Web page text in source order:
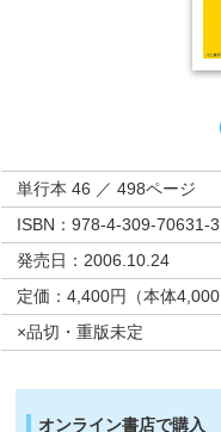
単行本 46 ／ 498ページ
ISBN：978-4-309-70631-
発売日：2006.10.24
定価：4,400円（本体4,000
×品切・重版未定
オンライン書店で購入